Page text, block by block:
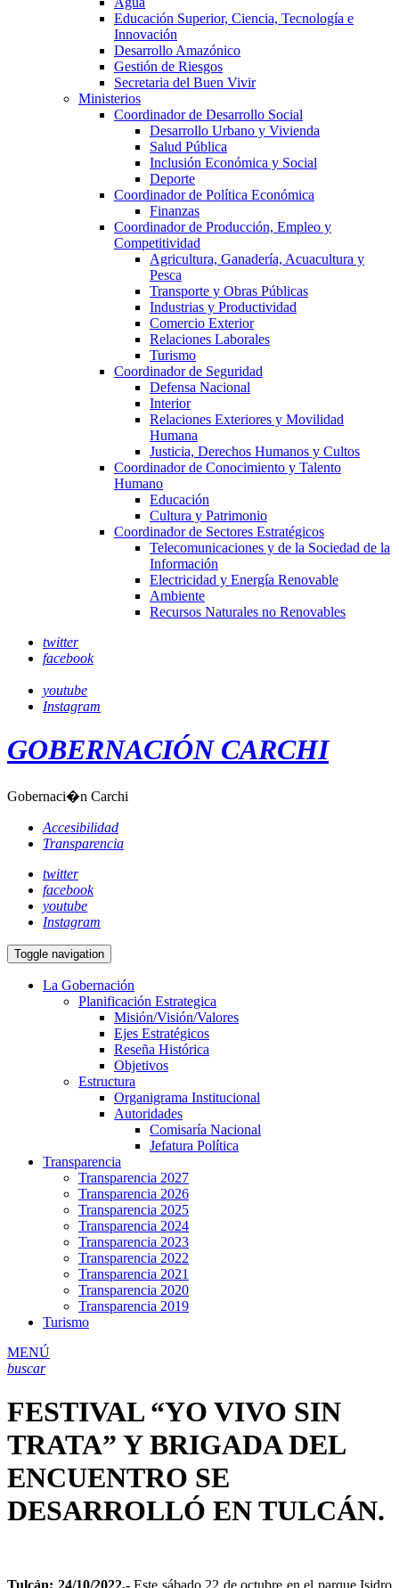
Educación Superior, Ciencia, Tecnología e
Innovación
Desarrollo Amazónico
Gestión de Riesgos
Secretaria del Buen Vivir
Ministerios
Coordinador de Desarrollo Social
Desarrollo Urbano y Vivienda
Salud Pública
Inclusión Económica y Social
Deporte
Coordinador de Política Económica
Finanzas
Coordinador de Producción, Empleo y
Competitividad
Agricultura, Ganadería, Acuacultura y
Pesca
Transporte y Obras Públicas
Industrias y Productividad
Comercio Exterior
Relaciones Laborales
Turismo
Coordinador de Seguridad
Defensa Nacional
Interior
Relaciones Exteriores y Movilidad
Humana
Justicia, Derechos Humanos y Cultos
Coordinador de Conocimiento y Talento
Humano
Educación
Cultura y Patrimonio
Coordinador de Sectores Estratégicos
Telecomunicaciones y de la Sociedad de la
Información
Electricidad y Energía Renovable
Ambiente
Recursos Naturales no Renovables
twitter
facebook
youtube
Instagram
GOBERNACIÓN CARCHI
Gobernaci�n Carchi
Accesibilidad
Transparencia
twitter
facebook
youtube
Instagram
Toggle navigation
La Gobernación
Planificación Estrategica
Misión/Visión/Valores
Ejes Estratégicos
Reseña Histórica
Objetivos
Estructura
Organigrama Institucional
Autoridades
Comisaría Nacional
Jefatura Política
Transparencia
Transparencia 2027
Transparencia 2026
Transparencia 2025
Transparencia 2024
Transparencia 2023
Transparencia 2022
Transparencia 2021
Transparencia 2020
Transparencia 2019
Turismo
MENÚ
buscar
FESTIVAL “YO VIVO SIN
TRATA” Y BRIGADA DEL
ENCUENTRO SE
DESARROLLÓ EN TULCÁN.
Tulcán; 24/10/2022.-Este sábado 22 de octubre en el parque Isidro